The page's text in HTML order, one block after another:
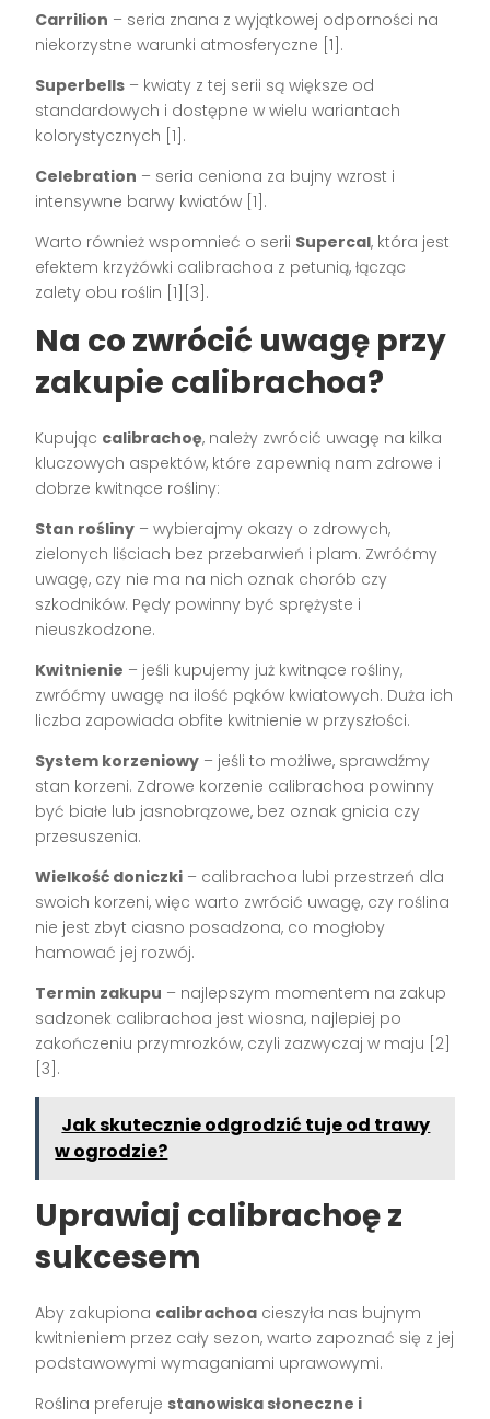
Carrilion – seria znana z wyjątkowej odporności na
niekorzystne warunki atmosferyczne [1].
Superbells – kwiaty z tej serii są większe od
standardowych i dostępne w wielu wariantach
kolorystycznych [1].
Celebration – seria ceniona za bujny wzrost i
intensywne barwy kwiatów [1].
Warto również wspomnieć o serii Supercal, która jest
efektem krzyżówki calibrachoa z petunią, łącząc
zalety obu roślin [1][3].
Na co zwrócić uwagę przy
zakupie calibrachoa?
Kupując calibrachoę, należy zwrócić uwagę na kilka
kluczowych aspektów, które zapewnią nam zdrowe i
dobrze kwitnące rośliny:
Stan rośliny – wybierajmy okazy o zdrowych,
zielonych liściach bez przebarwień i plam. Zwróćmy
uwagę, czy nie ma na nich oznak chorób czy
szkodników. Pędy powinny być sprężyste i
nieuszkodzone.
Kwitnienie – jeśli kupujemy już kwitnące rośliny,
zwróćmy uwagę na ilość pąków kwiatowych. Duża ich
liczba zapowiada obfite kwitnienie w przyszłości.
System korzeniowy – jeśli to możliwe, sprawdźmy
stan korzeni. Zdrowe korzenie calibrachoa powinny
być białe lub jasnobrązowe, bez oznak gnicia czy
przesuszenia.
Wielkość doniczki – calibrachoa lubi przestrzeń dla
swoich korzeni, więc warto zwrócić uwagę, czy roślina
nie jest zbyt ciasno posadzona, co mogłoby
hamować jej rozwój.
Termin zakupu – najlepszym momentem na zakup
sadzonek calibrachoa jest wiosna, najlepiej po
zakończeniu przymrozków, czyli zazwyczaj w maju [2]
[3].
Jak skutecznie odgrodzić tuje od trawy
w ogrodzie?
Uprawiaj calibrachoę z
sukcesem
Aby zakupiona calibrachoa cieszyła nas bujnym
kwitnieniem przez cały sezon, warto zapoznać się z jej
podstawowymi wymaganiami uprawowymi.
Roślina preferuje stanowiska słoneczne i